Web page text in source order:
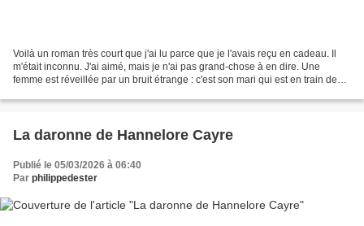
Voilà un roman très court que j'ai lu parce que je l'avais reçu en cadeau. Il
m'était inconnu. J'ai aimé, mais je n'ai pas grand-chose à en dire. Une
femme est réveillée par un bruit étrange : c'est son mari qui est en train de
La daronne de Hannelore Cayre
Publié le 05/03/2026 à 06:40
Par philippedester